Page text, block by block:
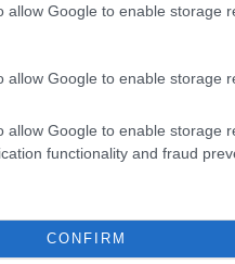
allow Google to enable storage
allow Google to enable storage
allow Google to enable storage
functionality and fraud
CONFIRM
scontro «di due
– entrambe nate
di alternative
Ma siamo poi
per riconciliarsi?
realtà, sembra